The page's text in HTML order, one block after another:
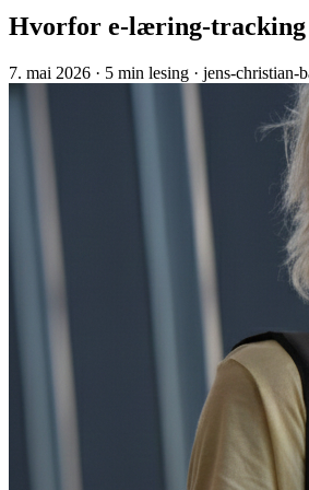
Hvorfor e-læring-tracking
7. mai 2026 · 5 min lesing · jens-christian-